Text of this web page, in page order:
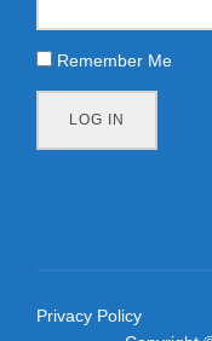
Remember Me
LOG IN
Privacy Policy